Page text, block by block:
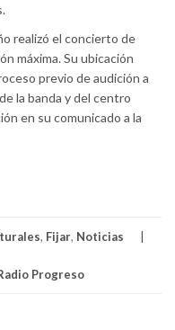
realizó el concierto de
máxima. Su ubicación
previo de audición a
la banda y del centro
en su comunicado a la
, Fijar, Noticias
Progreso